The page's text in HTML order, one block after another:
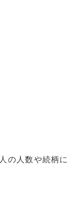
の人数や続柄に